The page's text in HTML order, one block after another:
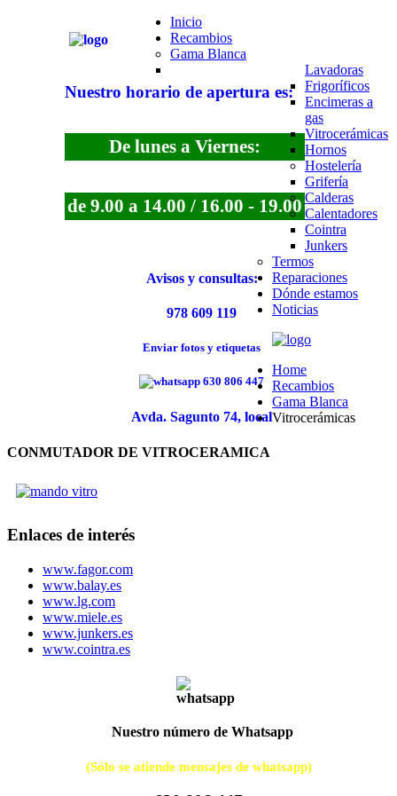
Nuestro horario de apertura es:
De lunes a Viernes:
de 9.00 a 14.00 / 16.00 - 19.00
Avisos y consultas:
978 609 119
Enviar fotos y etiquetas
630 806 447
Avda. Sagunto 74, local
Inicio
Recambios
Gama Blanca
Lavadoras
Frigoríficos
Encimeras a
gas
Vitrocerámicas
Hornos
Hostelería
Grifería
Calderas
Calentadores
Cointra
Junkers
Termos
Reparaciones
Dónde estamos
Noticias
Home
Recambios
Gama Blanca
Vitrocerámicas
CONMUTADOR DE VITROCERAMICA
Enlaces de interés
www.fagor.com
www.balay.es
www.lg.com
www.miele.es
www.junkers.es
www.cointra.es
Nuestro número de Whatsapp
(Sólo se atiende mensajes de whatsapp)